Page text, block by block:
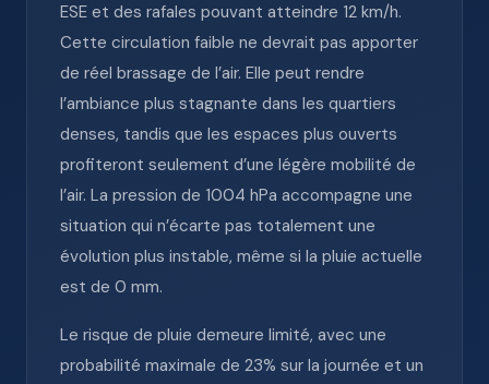
ESE et des rafales pouvant atteindre 12 km/h.
Cette circulation faible ne devrait pas apporter
de réel brassage de l’air. Elle peut rendre
l’ambiance plus stagnante dans les quartiers
denses, tandis que les espaces plus ouverts
profiteront seulement d’une légère mobilité de
l’air. La pression de 1004 hPa accompagne une
situation qui n’écarte pas totalement une
évolution plus instable, même si la pluie actuelle
est de 0 mm.
Le risque de pluie demeure limité, avec une
probabilité maximale de 23% sur la journée et un